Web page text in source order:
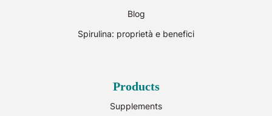
Blog
Spirulina: proprietà e benefici
Products
Supplements